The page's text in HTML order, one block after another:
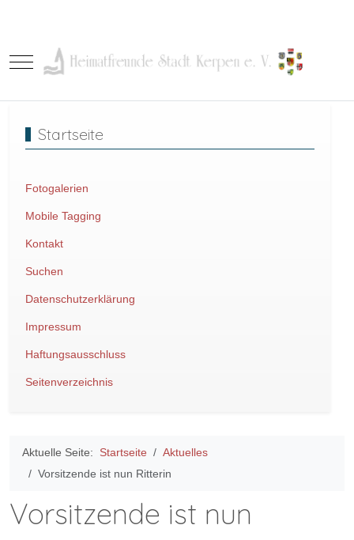
Mobile Menu Toggle
Startseite
Fotogalerien
Mobile Tagging
Kontakt
Suchen
Datenschutzerklärung
Impressum
Haftungsausschluss
Seitenverzeichnis
Aktuelle Seite: Startseite
Aktuelles
Vorsitzende ist nun Ritterin
Vorsitzende ist nun